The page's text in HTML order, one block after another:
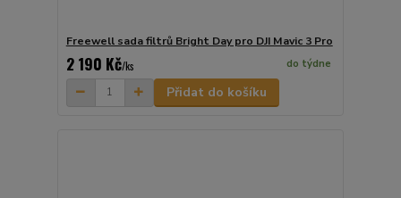
Freewell sada filtrů Bright Day pro DJI Mavic 3 Pro
2 190 Kč/ks do týdne
Přidat do košíku